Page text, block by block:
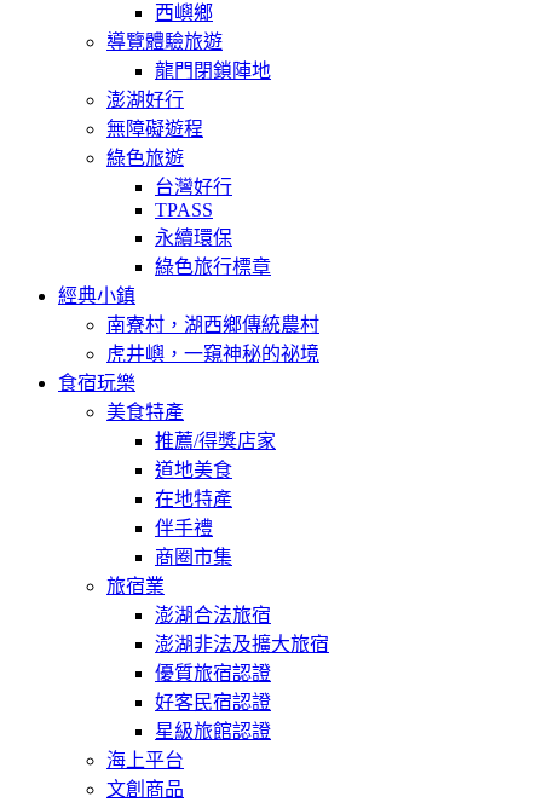
西嶼鄉
導覽體驗旅遊
龍門閉鎖陣地
澎湖好行
無障礙遊程
綠色旅遊
台灣好行
TPASS
永續環保
綠色旅行標章
經典小鎮
南寮村，湖西鄉傳統農村
虎井嶼，一窺神秘的祕境
食宿玩樂
美食特產
推薦/得獎店家
道地美食
在地特產
伴手禮
商圈市集
旅宿業
澎湖合法旅宿
澎湖非法及擴大旅宿
優質旅宿認證
好客民宿認證
星級旅館認證
海上平台
文創商品